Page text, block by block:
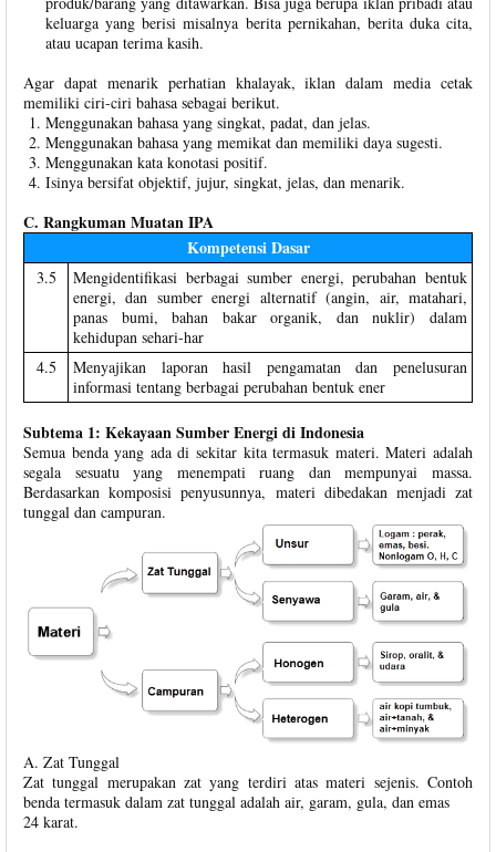
keluarga yang berisi misalnya berita pernikahan, berita duka cita,
atau ucapan terima kasih.
Agar dapat menarik perhatian khalayak, iklan dalam media cetak
memiliki ciri-ciri bahasa sebagai berikut.
Menggunakan bahasa yang singkat, padat, dan jelas.
Menggunakan bahasa yang memikat dan memiliki daya sugesti.
Menggunakan kata konotasi positif.
Isinya bersifat objektif, jujur, singkat, jelas, dan menarik.
C. Rangkuman Muatan IPA
Kompetensi Dasar
3.5
Mengidentifikasi berbagai sumber energi, perubahan bentuk
energi, dan sumber energi alternatif (angin, air, matahari,
panas bumi, bahan bakar organik, dan nuklir) dalam
kehidupan sehari-har
4.5
Menyajikan laporan hasil pengamatan dan penelusuran
informasi tentang berbagai perubahan bentuk ener
Subtema 1: Kekayaan Sumber Energi di Indonesia
Semua benda yang ada di sekitar kita termasuk materi. Materi adalah
segala sesuatu yang menempati ruang dan mempunyai massa.
Berdasarkan komposisi penyusunnya, materi dibedakan menjadi zat
tunggal dan campuran.
A. Zat Tunggal
Zat tunggal merupakan zat yang terdiri atas materi sejenis. Contoh
benda termasuk dalam zat tunggal adalah air, garam, gula, dan emas
24 karat.